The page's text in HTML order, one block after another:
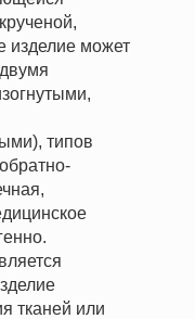
изделие может
типов
тканей или